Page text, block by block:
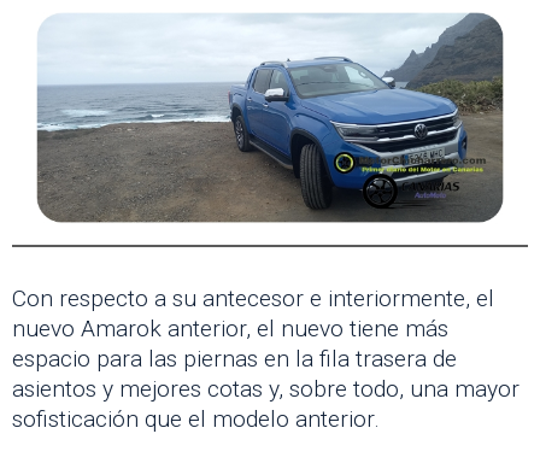
Con respecto a su antecesor e interiormente, el
nuevo Amarok anterior, el nuevo tiene más
espacio para las piernas en la fila trasera de
asientos y mejores cotas y, sobre todo, una mayor
sofisticación que el modelo anterior.